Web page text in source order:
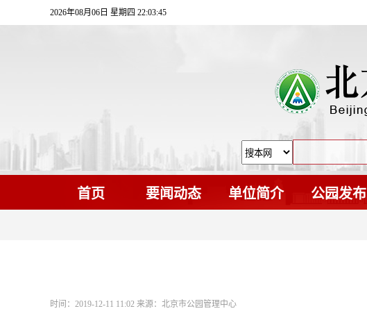
2026年08月06日 星期四 22:03:46
首页 要闻动态 单位简介 公园发布
时间：2019-12-11 11:02 来源：北京市公园管理中心